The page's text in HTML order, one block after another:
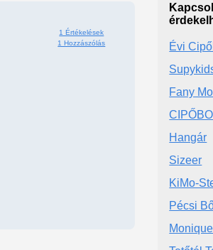
1 Értékelések
1 Hozzászólás
Évi
Fany
Hangár
Sizeer
KiMo-
Pécsi
Monique